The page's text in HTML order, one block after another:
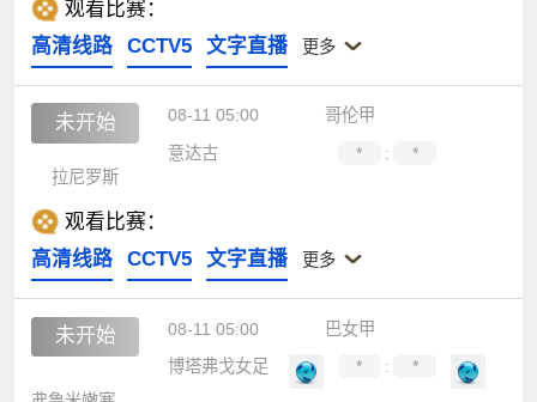
观看比赛：
高清线路
CCTV5 文字直播 更多
未开始 08-11 05:00
哥伦甲
意达古
* :
*
拉尼罗斯
观看比赛：
高清线路
CCTV5 文字直播 更多
未开始 08-11 05:00
巴女甲
博塔弗戈女足
* :
*